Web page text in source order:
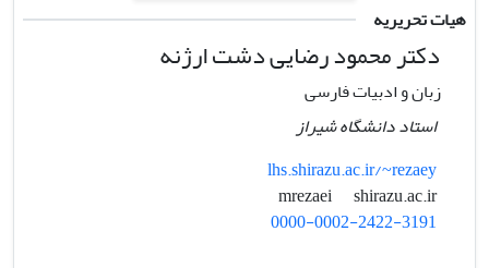
هیات تحریریه
دکتر محمود رضایی دشت ارژنه
زبان و ادبیات فارسی
استاد دانشگاه شیراز
lhs.shirazu.ac.ir/~rezaey
mrezaei
shirazu.ac.ir
0000-0002-2422-3191